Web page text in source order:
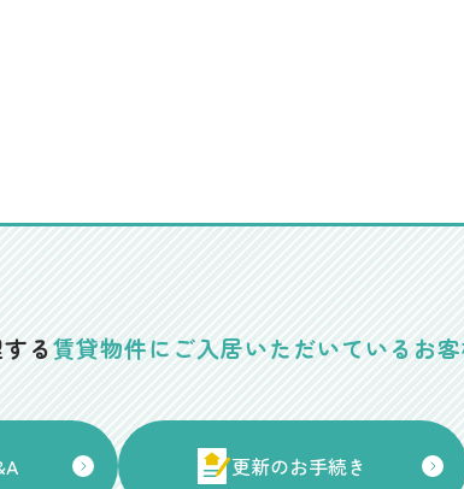
る賃貸物件に ご入居いただいている お
更新のお手続き